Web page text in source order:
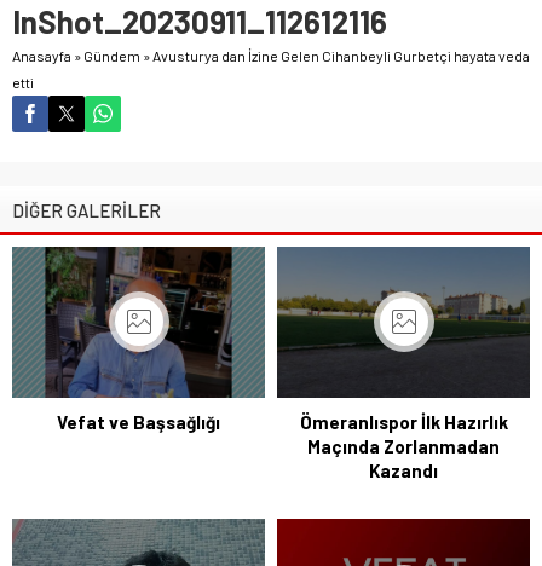
InShot_20230911_112612116
Anasayfa » Gündem » Avusturya dan İzine Gelen Cihanbeyli Gurbetçi hayata veda
etti
DİĞER GALERİLER
Vefat ve Başsağlığı
Ömeranlıspor İlk Hazırlık
Maçında Zorlanmadan
Kazandı